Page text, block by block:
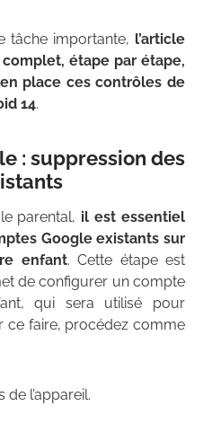
tâche importante, l’article
étape par étape,
place ces contrôles de
14.
: suppression des
parental, il est essentiel
Google existants sur
enfant. Cette étape est
de configurer un compte
qui sera utilisé pour
ce faire, procédez comme
l’appareil.